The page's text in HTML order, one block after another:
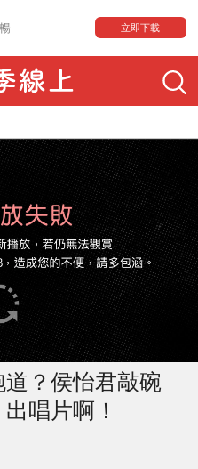
立即下載
？侯怡君敲碗
唱片啊！